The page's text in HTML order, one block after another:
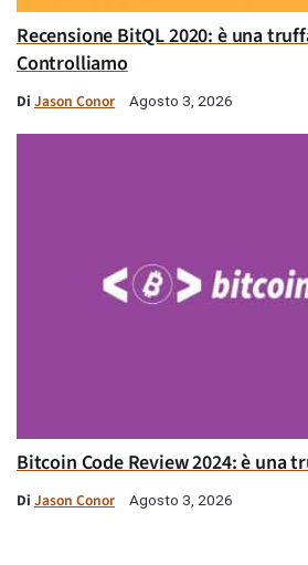
Recensione BitQL 2020: è una
Controlliamo
Di Jason Conor Agosto 3, 2026
Bitcoin Code Review 2024: è una
Di Jason Conor Agosto 3, 2026